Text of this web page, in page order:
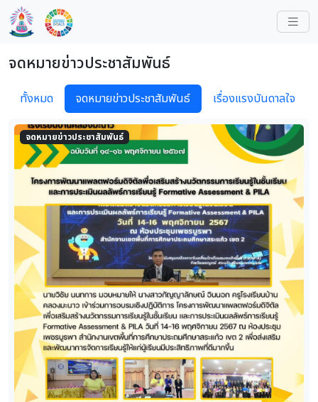
จดหมายข่าวประชาสัมพันธ์
ทั้งหมด จดหมายข่าวประชาสัมพันธ์ เรื่องแรงบันดาลใจ
จดหมายข่าวประชาสัมพันธ์